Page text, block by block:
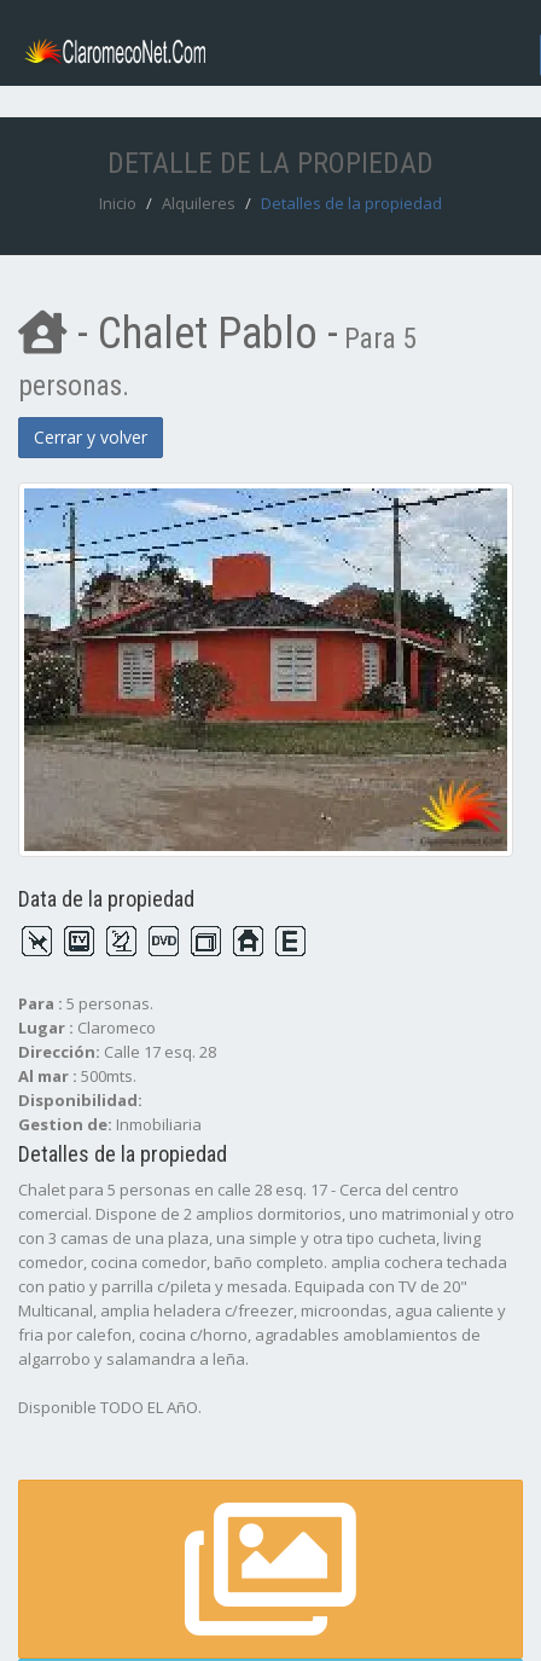
DETALLE DE LA PROPIEDAD
Inicio Alquileres Detalles de la propiedad
- Chalet Pablo - Para 5
personas.
Cerrar y volver
Data de la propiedad
Para : 5 personas.
Lugar : Claromeco
Dirección: Calle 17 esq. 28
Al mar : 500mts.
Disponibilidad:
Gestion de: Inmobiliaria
Detalles de la propiedad
Chalet para 5 personas en calle 28 esq. 17 - Cerca del centro
comercial. Dispone de 2 amplios dormitorios, uno matrimonial y otro
con 3 camas de una plaza, una simple y otra tipo cucheta, living
comedor, cocina comedor, baño completo. amplia cochera techada
con patio y parrilla c/pileta y mesada. Equipada con TV de 20"
Multicanal, amplia heladera c/freezer, microondas, agua caliente y
fria por calefon, cocina c/horno, agradables amoblamientos de
algarrobo y salamandra a leña.
Disponible TODO EL AñO.